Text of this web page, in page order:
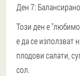
Ден 7:
Този ден е
е да се използват
плодови салати,
сол.